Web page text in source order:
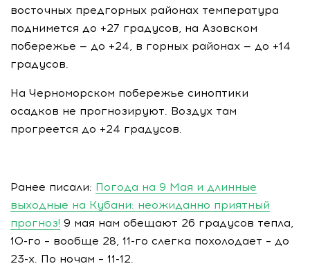
восточных предгорных районах температура
поднимется до +27 градусов, на Азовском
побережье — до +24, в горных районах — до +14
градусов.
На Черноморском побережье синоптики
осадков не прогнозируют. Воздух там
прогреется до +24 градусов.
Ранее писали: Погода на 9 Мая и длинные
выходные на Кубани: неожиданно приятный
прогноз! 9 мая нам обещают 26 градусов тепла,
10-го – вообще 28, 11-го слегка похолодает – до
23-х. По ночам – 11-12.